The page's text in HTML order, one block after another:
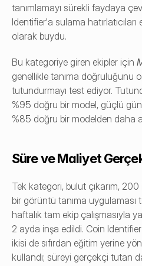
tanımlamayı sürekli faydaya
Identifier'a sulama
olarak buydu.
Bu kategoriye giren ekipler için
genellikle tanıma doğruluğunu
tutundurmayı test ediyor.
%95 doğru bir model, güçlü
%85 doğru bir modelden daha
Süre ve Maliyet
Tek kategori, bulut çıkarım, 200
bir görüntü tanıma uygulaması
haftalık tam ekip çalışmasıyla
2 ayda inşa edildi. Coin Identifier
ikisi de sıfırdan eğitim yerine
kullandı; süreyi gerçekçi tutan